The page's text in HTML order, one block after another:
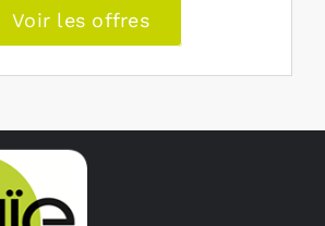
Voir les offres